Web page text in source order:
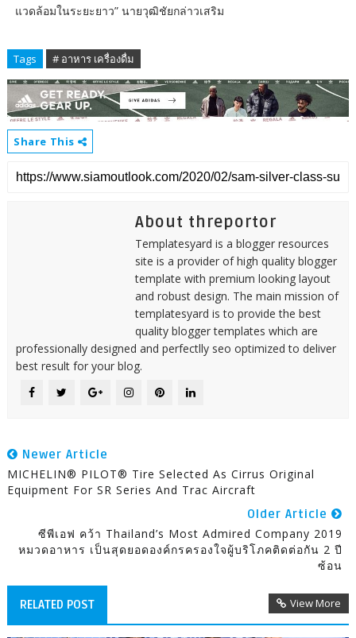
แวดล้อมในระยะยาว” นายวุฒิชัยกล่าวเสริม
Tags # อาหาร เครื่องดื่ม
Share This
About threportor
Templatesyard is a blogger resources
site is a provider of high quality blogger
template with premium looking layout
and robust design. The main mission of
templatesyard is to provide the best
quality blogger templates which are
professionally designed and perfectlly seo optimized to deliver
best result for your blog.
Newer Article
MICHELIN® PILOT® Tire Selected As Cirrus Original
Equipment For SR Series And Trac Aircraft
Older Article
ซีพีเอฟ คว้า Thailand’s Most Admired Company 2019
หมวดอาหาร เป็นสุดยอดองค์กรครองใจผู้บริโภคติดต่อกัน 2 ปี
ซ้อน
RELATED POST View More